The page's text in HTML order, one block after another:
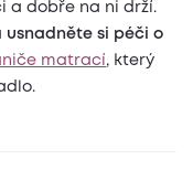
a dobře na ni drží.
usnadněte si péči o
matrací , který